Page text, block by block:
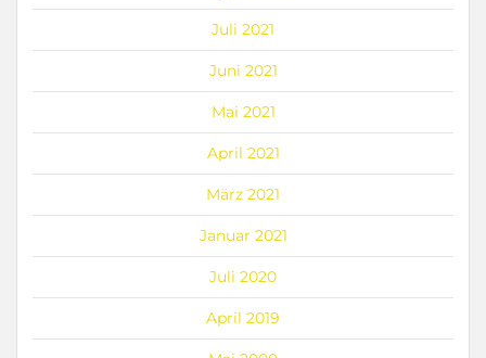
Juli 2021
Juni 2021
Mai 2021
April 2021
März 2021
Januar 2021
Juli 2020
April 2019